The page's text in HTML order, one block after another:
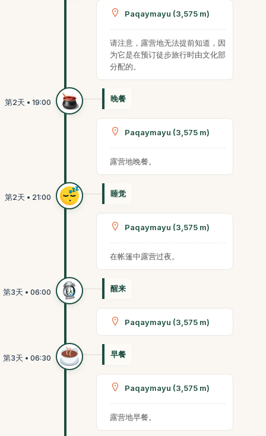
Paqaymayu (3,575 m)
请注意，露营地无法提前知道，因
为它是在预订徒步旅行时由文化部
分配的。
晚餐
Paqaymayu (3,575 m)
露营地晚餐。
睡觉
Paqaymayu (3,575 m)
在帐篷中露营过夜。
醒来
Paqaymayu (3,575 m)
早餐
Paqaymayu (3,575 m)
露营地早餐。